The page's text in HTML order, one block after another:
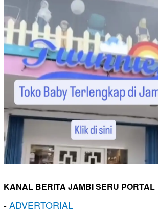
KANAL BERITA JAMBI SERU PORTAL
-ADVERTORIAL